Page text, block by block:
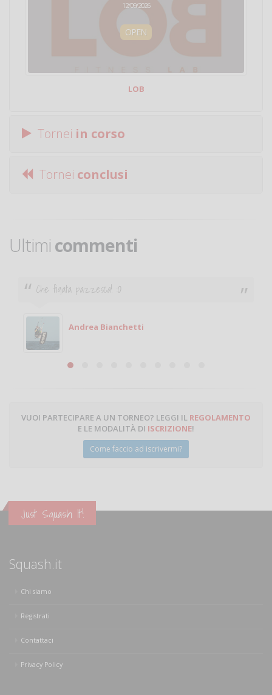
12/09/2026
OPEN
LOB
Tornei in corso
Tornei conclusi
Ultimi commenti
Che figata pazzesca! :O
Andrea Bianchetti
VUOI PARTECIPARE A UN TORNEO? LEGGI IL REGOLAMENTO
E LE MODALITÀ DI ISCRIZIONE!
Come faccio ad iscrivermi?
Just Squash It!
Squash.it
Chi siamo
Registrati
Contattaci
Privacy Policy